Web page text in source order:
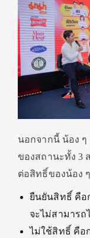
นอกจากนี้ น้อง
ของสถานะทั้ง 3
ต่อสิทธิ์ของน้อง
ยืนยันสิทธิ์ คือ
จะไม่สามาร
ไม่ใช้สิทธิ์ คือ